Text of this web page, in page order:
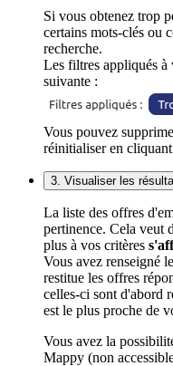
Si vous obtenez trop
certains mots-clés ou
recherche.
Les filtres appliqués à
suivante :
Vous pouvez
réinitialiser en
3. Visualiser les
La liste des offres
pertinence. Cela veut
plus à vos critères
Vous avez renseigné
restitue les offres
celles-ci sont d'abord
est le plus proche de
Vous avez la
Mappy (non